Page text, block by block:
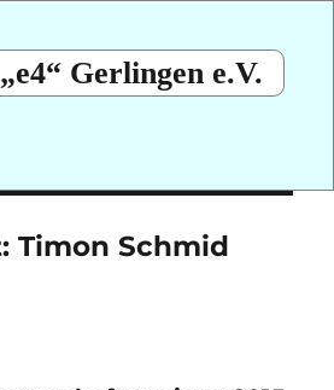
Gerlingen e.V.
Timon Schmid